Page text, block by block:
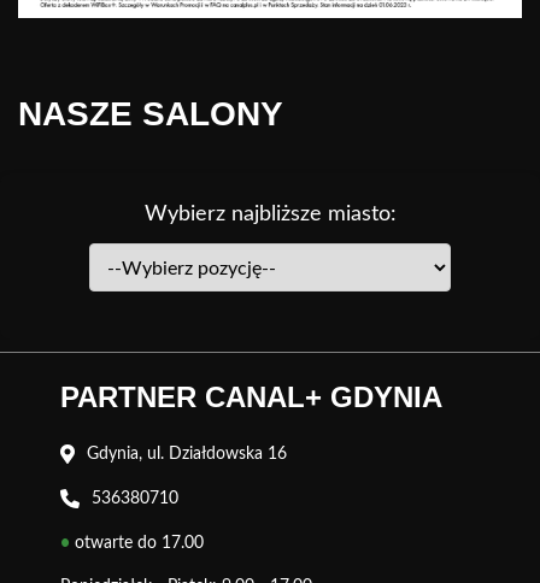
NASZE SALONY
Wybierz najbliższe miasto:
PARTNER CANAL+ GDYNIA
Gdynia, ul. Działdowska 16
536380710
• otwarte do 17.00